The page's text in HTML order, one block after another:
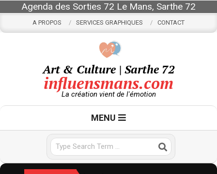
content
Agenda des Sorties 72 Le Mans, Sarthe 72
A PROPOS SERVICES GRAPHIQUES CONTACT
Art & Culture | Sarthe 72
influensmans.com
La création vient de l'émotion
MENU